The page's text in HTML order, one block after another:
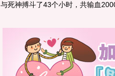
与死神搏斗了43个小时，共输血